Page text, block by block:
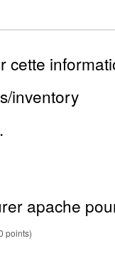
cette
inventory
apache
points)